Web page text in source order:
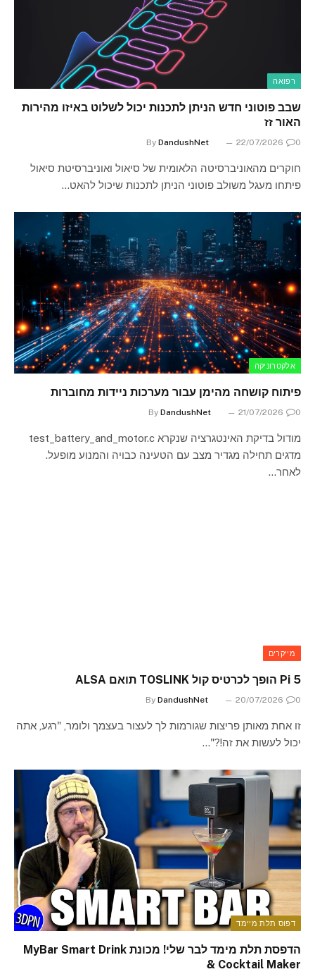
רפואה
שבב פוטוני חדש הניתן לתכנות יכול לשלוט באיזו מהירות
האור זז
By DandushNet 22/07/2026 0
חוקרים מהאוניברסיטה הלאומית של סיאול ואוניברסיטת סיאול
פיתחו מעגל משולב פוטוני הניתן לתכנות שיכול להאט…
אלקטרוניקה
פיתוח קושחה מהימן עבור מערכות ניידות מחוברות
By DandushNet 21/07/2026 0
מודול בדיקת האינטגרציה שנקרא test_battery_and_motor.c
מדגים תחילה מגדיר מצב עם הטעינה כבויה והמנוע מופעל.
לאחר…
מייקרים
Pi 5 הופך לכרטיס קול TOSLINK תואם ALSA
By DandushNet 20/07/2026 0
זו אחת מאותן פריצות שגורמות לך לעצור בעצמך ולומר, "רגע, אתה
יכול לעשות את זה!?"…
דפוס תלת מיימד
הדפסת תלת מימד לבר שלי! מכונת MyBar Smart Drink
& Cocktail Maker